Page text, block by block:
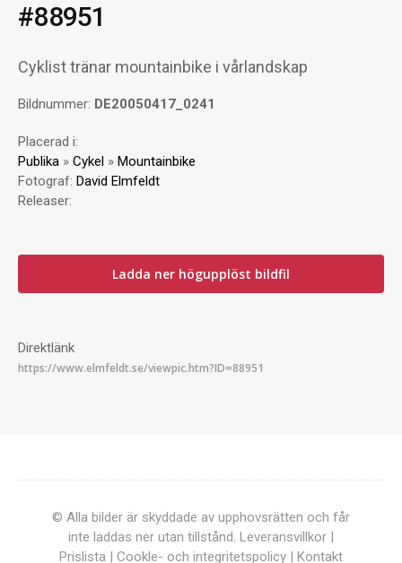
#88951
Cyklist tränar mountainbike i vårlandskap
Bildnummer: DE20050417_0241
Placerad i:
Publika » Cykel » Mountainbike
Fotograf: David Elmfeldt
Releaser:
Ladda ner högupplöst bildfil
Direktlänk
© Alla bilder är skyddade av upphovsrätten och får
inte laddas ner utan tillstånd. Leveransvillkor |
Prislista | Cookle- och integritetspolicy | Kontakt